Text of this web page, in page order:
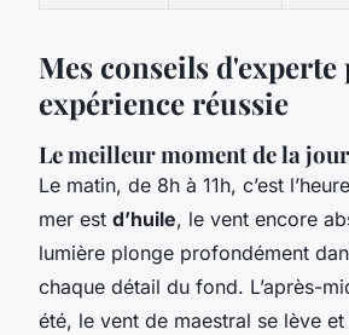
Mes conseils
expérience réussie
Le meilleur moment de la
Le matin, de 8h à 11h, c’est
mer est d’huile, le vent encore
lumière plonge profondément
chaque détail du fond. L’après-
été, le vent de maestral se lève